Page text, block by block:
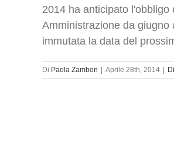
2014 ha anticipato
Amministrazione da
immutata la data del
Di Paola Zambon Aprile 28th, 2014